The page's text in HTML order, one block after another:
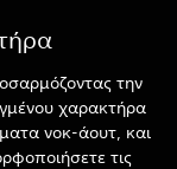
την
χαρακτήρα
νοκ-άουτ, και
τις